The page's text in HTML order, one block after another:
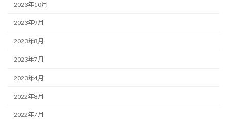
2023年10月
2023年9月
2023年8月
2023年7月
2023年4月
2022年8月
2022年7月